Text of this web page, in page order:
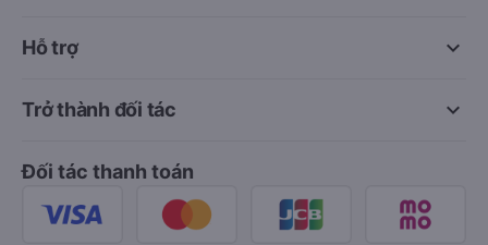
keyboard_arrow_down
Hỗ trợ
keyboard_arrow_down
Trở thành đối tác
Đối tác thanh toán